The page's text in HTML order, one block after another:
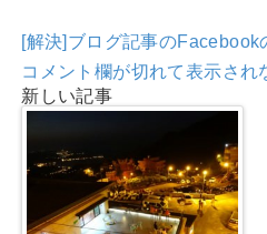
[解決]ブログ記事のFacebook
コメント欄が切れて表示され
新しい記事